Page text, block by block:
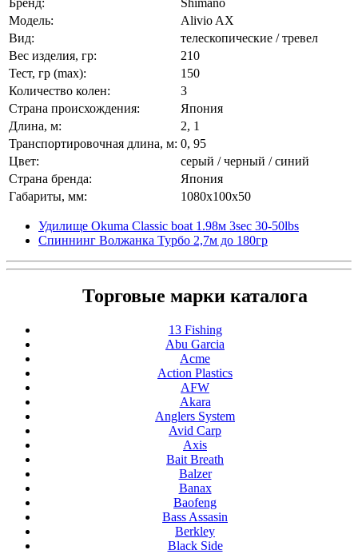
Модель:
Alivio AX
Вид:
телескопические / тревел
Вес изделия, гр:
210
Тест, гр (max):
150
Количество колен:
3
Страна происхождения:
Япония
Длина, м:
2, 1
Транспортировочная длина, м: 0, 95
Цвет:
серый / черный / синий
Страна бренда:
Япония
Габариты, мм:
1080x100x50
Удилище Okuma Classic boat 1.98м 3sec 30-50lbs
Спиннинг Волжанка Турбо 2,7м до 180гр
Торговые марки каталога
13 Fishing
Abu Garcia
Acme
Action Plastics
AFW
Akara
Anglers System
Avid Carp
Axis
Bait Breath
Balzer
Banax
Baofeng
Bass Assasin
Berkley
Black Side